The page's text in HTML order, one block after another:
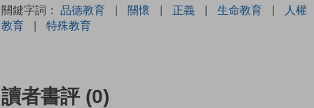
關鍵字詞： 品德教育 | 關懷 | 正義 | 生命教育 |
人權
教育
| 特殊教育
讀者書評 (0)